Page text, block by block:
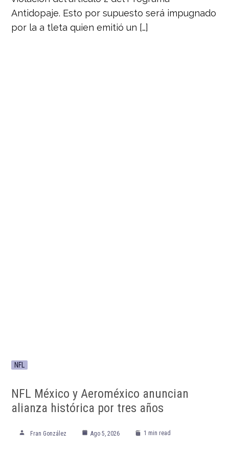
Antidopaje. Esto por supuesto será impugnado
por la a tleta quien emitió un […]
NFL
NFL México y Aeroméxico anuncian
alianza histórica por tres años
Fran González Ago 5, 2026 1 min read